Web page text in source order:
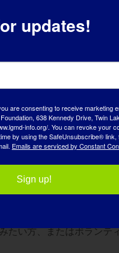
か？
きな挑戦だった。しか
うな境遇にある人たちを
？
りも私たちの生活の質
ず何をしたいですか？:
たい方、またはボラン
updates!
are consenting to receive marketing
638 Kennedy Drive, Twin
info.org/. You can revoke your
by using the SafeUnsubscribe® link,
Emails are serviced by Constant
Sign up!